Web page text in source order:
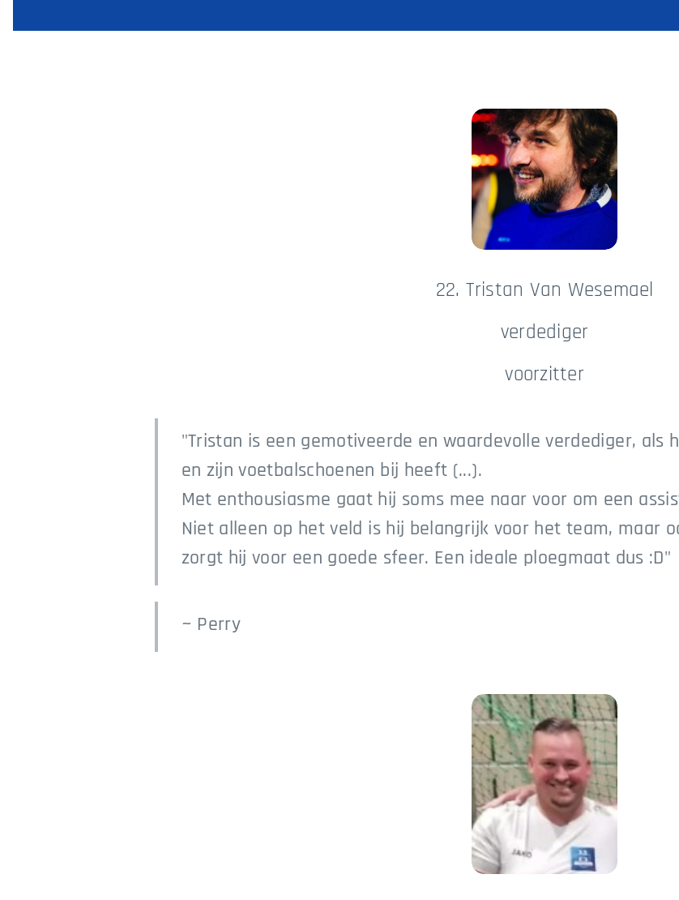
22. Tristan Van Wesemael
verdediger
voorzitter
"Tristan is een gemotiveerde en waardevolle verdediger, als
en zijn voetbalschoenen bij heeft (...).
Met enthousiasme gaat hij soms mee naar voor om een
Niet alleen op het veld is hij belangrijk voor het team, maar
zorgt hij voor een goede sfeer. Een ideale ploegmaat dus :D"
~ Perry